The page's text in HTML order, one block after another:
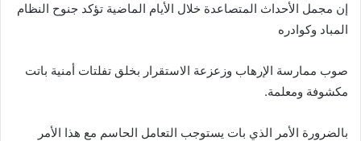
إن مجمل الأحداث المتصاعدة خلال الأيام الماضية تؤكد جنوح النظام
المباد وكوادره
صوب ممارسة الإرهاب وزعزعة الاستقرار بخلق تفلتات أمنية باتت
مكشوفة ومعلمة.
بالضرورة الأمر الذي بات يستوجب التعامل الحاسم مع هذا الأمر